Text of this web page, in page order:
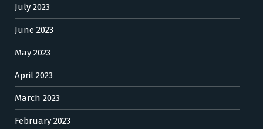
July 2023
June 2023
May 2023
April 2023
March 2023
February 2023